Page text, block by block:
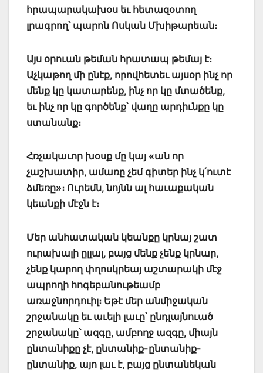
հրապարակախօս եւ հետազօտող
լրագրող՝ պարոն Ոսկան Մխիթարեան։
Այս օրուան թեման հրատապ թեմայ է։
Աչկաթող մի ընէք, որովհետեւ այսօր ինչ որ
մենք կը կատարենք, ինչ որ կը մտածենք,
եւ ինչ որ կը գործենք՝ վաղը արդիւնքը կը
ստանանք։
Հռչակաւոր խօսք մը կայ «ան որ
չաշխատիր, ամառը չեմ գիտեր ինչ կ՛ուտէ
ձմեռը»։ Ուրեմն, նոյնն ալ հաւաքական
կեանքի մէջն է։
Մեր անհատական կեանքը կրնայ շատ
ուրախալի ըլլալ, բայց մենք չենք կրնար,
չենք կարող փղոսկրեայ աշտարակի մէջ
ապրողի հոգեբանութեամբ
առաջնորդուիլ։ Եթէ մեր անմիջական
շրջանակը եւ աւելի լաւը՝ ընդլայնուած
շրջանակը՝ ազգը, ամբողջ ազգը, միայն
ընտանիքը չէ, ընտանիք-ընտանիք-
ընտանիք, այո լաւ է, բայց ընտանեկան